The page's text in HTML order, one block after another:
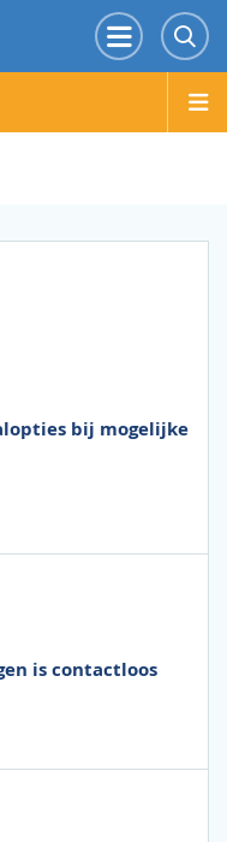
Menu
bij mogelijke
is contactloos